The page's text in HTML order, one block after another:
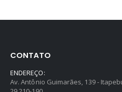
CONTATO
ENDEREÇO:
Av. Antônio Guimarães, 139 -